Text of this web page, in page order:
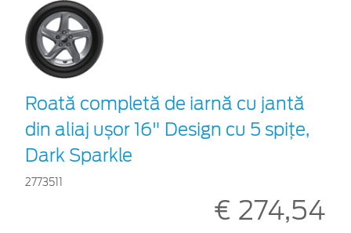
Roată completă de iarnă cu jantă
din aliaj ușor 16" Design cu 5 spițe,
Dark Sparkle
2773511
€ 274,54